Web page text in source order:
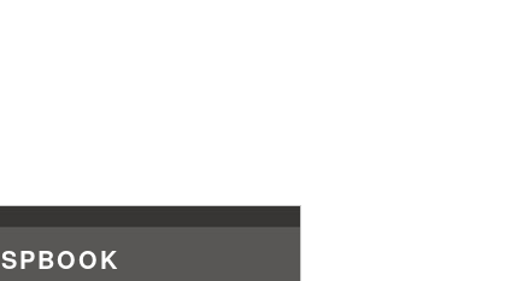
SPBOOK